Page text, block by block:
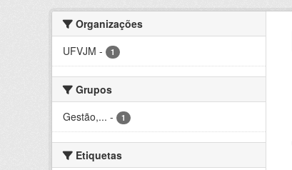
Organizações
UFVJM - 1
Grupos
Gestão,... - 1
Etiquetas